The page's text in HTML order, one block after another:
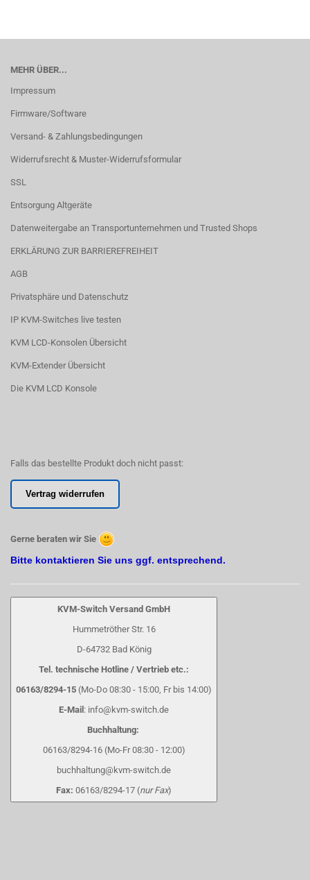
MEHR ÜBER...
Impressum
Firmware/Software
Versand- & Zahlungsbedingungen
Widerrufsrecht & Muster-Widerrufsformular
SSL
Entsorgung Altgeräte
Datenweitergabe an Transportunternehmen und Trusted Shops
ERKLÄRUNG ZUR BARRIEREFREIHEIT
AGB
Privatsphäre und Datenschutz
IP KVM-Switches live testen
KVM LCD-Konsolen Übersicht
KVM-Extender Übersicht
Die KVM LCD Konsole
Falls das bestellte Produkt doch nicht passt:
Vertrag widerrufen
Gerne beraten wir Sie
Bitte kontaktieren Sie uns ggf. entsprechend.
KVM-Switch Versand GmbH
Hummetröther Str. 16
D-64732 Bad König
Tel. technische Hotline / Vertrieb etc.:
06163/8294-15 (Mo-Do 08:30 - 15:00, Fr bis 14:00)
E-Mail : info@kvm-switch.de
Buchhaltung:
06163/8294-16 (Mo-Fr 08:30 - 12:00)
buchhaltung@kvm-switch.de
Fax: 06163/8294-17 (nur Fax)